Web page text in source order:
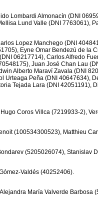
Lombardi Almonacín (DNI
Lund Valle (DNI 7763061),
Lopez Manchego (DNI
Eyne Omar Bendezú de la
06217714), Carlos Alfredo
Juan José Chan Lau
Alberto Maraví Zavala (DNI
Urteaga Peña (DNI 40647634),
Tejada Lara (DNI
Coros Villca (7219933-2),
(100534300523), Matthieu
(5205026074), Stanislav
Valdés (40252406).
María Valverde Barbosa